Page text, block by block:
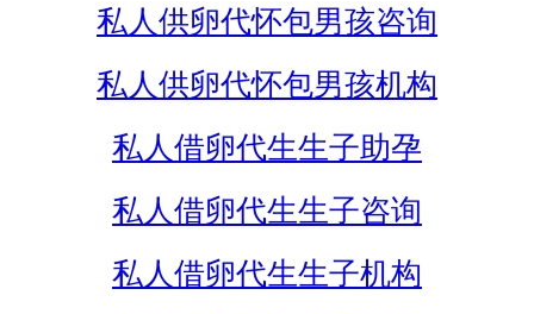
私人供卵代怀包男孩咨询
私人供卵代怀包男孩机构
私人借卵代生生子助孕
私人借卵代生生子咨询
私人借卵代生生子机构